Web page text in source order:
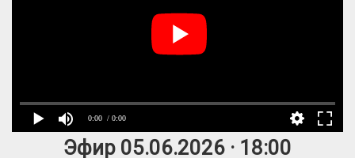
0:00 / 0:00
Эфир 05.06.2026 · 18:00